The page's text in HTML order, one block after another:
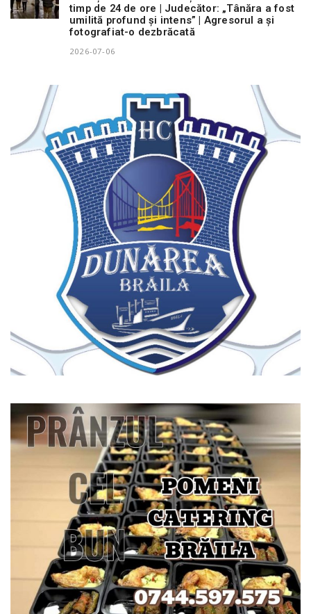
timp de 24 de ore | Judecător: „Tânăra a fost
umilită profund și intens” | Agresorul a și
fotografiat-o dezbrăcată
2026-07-06